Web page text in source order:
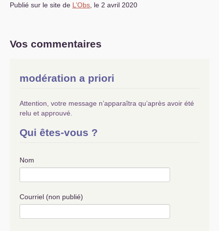
Publié sur le site de L’Obs , le 2 avril 2020
Vos commentaires
modération a priori
Attention, votre message n’apparaîtra qu’après avoir été
relu et approuvé.
Qui êtes-vous ?
Nom
Courriel (non publié)